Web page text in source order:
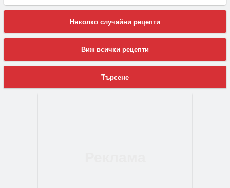
Няколко случайни рецепти
Виж всички рецепти
Търсене